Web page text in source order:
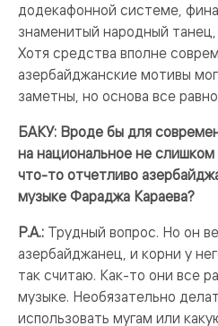
додекафонной системе,
знаменитый народный
Хотя средства вполне
азербайджанские мотивы
заметны, но основа все
БАКУ: Вроде бы для
на национальное не
что-то отчетливо
музыке Фараджа Караева?
Р.А.: Трудный вопрос. Но он
азербайджанец, и корни у
так считаю. Как-то они все
музыке. Необязательно
использовать мугам или